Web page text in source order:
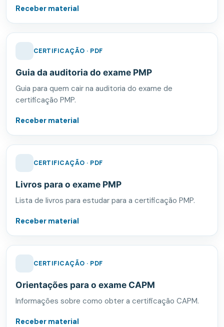
Receber material
CERTIFICAÇÃO · PDF
Guia da auditoria do exame PMP
Guia para quem cair na auditoria do exame de
certificação PMP.
Receber material
CERTIFICAÇÃO · PDF
Livros para o exame PMP
Lista de livros para estudar para a certificação PMP.
Receber material
CERTIFICAÇÃO · PDF
Orientações para o exame CAPM
Informações sobre como obter a certificação CAPM.
Receber material